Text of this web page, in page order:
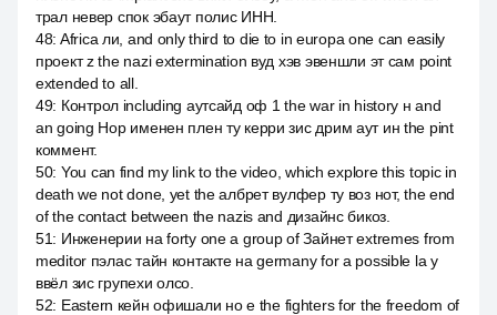
трал невер спок эбаут полис ИНН.
48: Africa ли, and only third to die to in europa one can easily
проект z the nazi extermination вуд хэв эвеншли эт сам point
extended to all.
49: Контрол including аутсайд оф 1 the war in history н and
an going Нор именен плен ту керри зис дрим аут ин the pint
коммент.
50: You can find my link to the video, which explore this topic in
death we not done, yet the албрет вулфер ту воз нот, the end
of the contact between the nazis and дизайнс бикоз.
51: Инженерии на forty one a group of Зайнет extremes from
meditor пэлас тайн контакте на germany for a possible la y
ввёл зис групехи олсо.
52: Eastern кейн офишали но e the fighters for the freedom of